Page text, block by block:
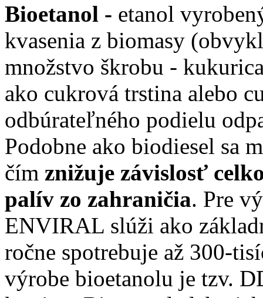
Bioetanol - etanol
kvasenia z biomasy
množstvo škrobu -
ako cukrová trstina alebo
odbúrateľného podielu
Podobne ako biodiesel sa
čím znižuje závislosť
palív zo zahraničia. Pre
ENVIRAL slúži ako
ročne spotrebuje až 300-
výrobe bioetanolu je tzv.